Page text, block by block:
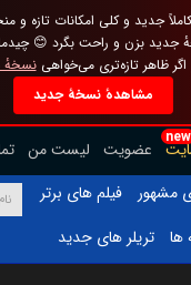
جدید و کلی امکانات تازه و
جدید بزن و راحت بگرد 😊
اگر ظاهر تازه‌تری می‌خواهینسخهٔ
مشاهدهٔ نسخهٔ جدید
new
عضویت لیست من
مشهور
فیلم های برتر
ها تریلر های جدید